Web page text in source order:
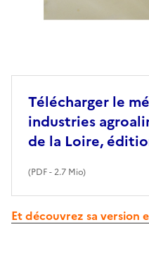
Télécharger le
industries
de la Loire,
(PDF- 2.7 Mio)
Et découvrez sa version